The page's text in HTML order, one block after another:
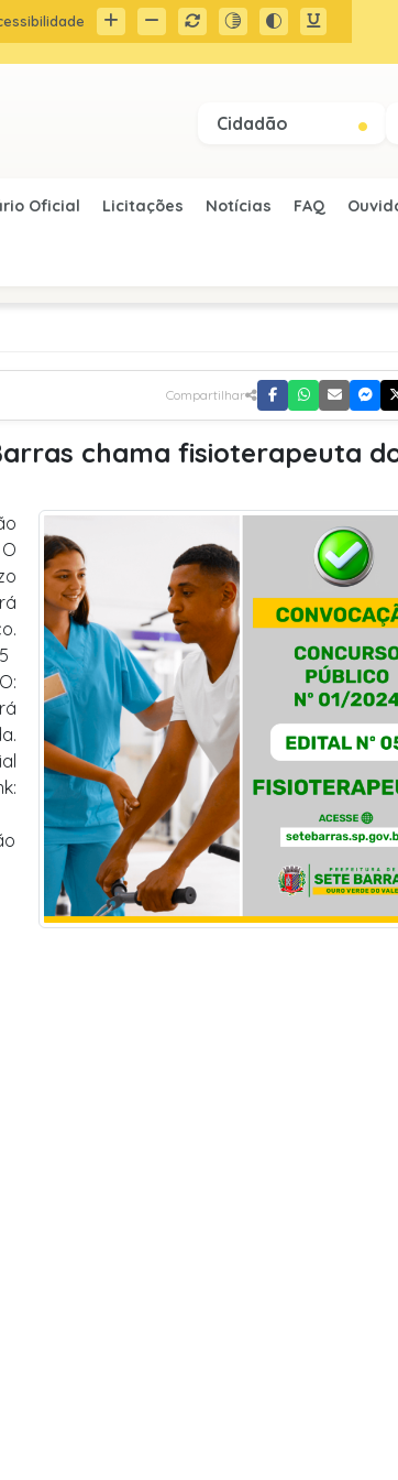
Cidadão
Oficial Licitações Notícias FAQ
Compartilhar
chama fisioterapeuta